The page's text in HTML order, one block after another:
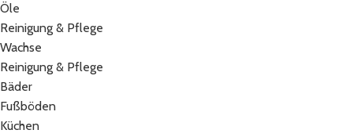
Öle
Reinigung & Pflege
Wachse
Reinigung & Pflege
Bäder
Fußböden
Küchen